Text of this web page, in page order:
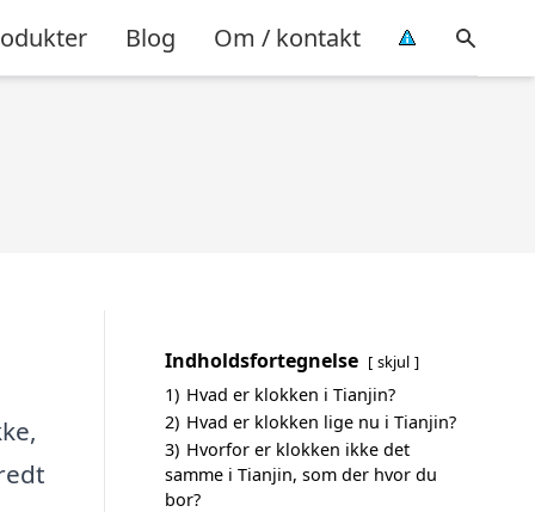
Blog Om / kontakt
Indholdsfortegnelse skjul
1) Hvad er klokken i Tianjin?
2) Hvad er klokken lige nu i Tianjin?
3) Hvorfor er klokken ikke det
samme i Tianjin, som der hvor du
bor?